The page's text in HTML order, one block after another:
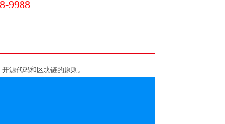
9988
源代码和区块链的原则。